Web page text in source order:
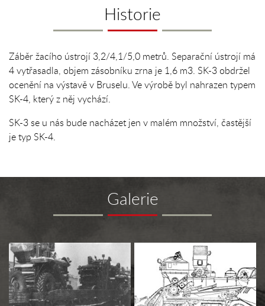
Historie
Záběr žacího ústrojí 3,2/4,1/5,0 metrů. Separační ústrojí má
4 vytřasadla, objem zásobníku zrna je 1,6 m3. SK-3 obdržel
ocenění na výstavě v Bruselu. Ve výrobě byl nahrazen typem
SK-4, který z něj vychází.
SK-3 se u nás bude nacházet jen v malém množství, častější
je typ SK-4.
Galerie